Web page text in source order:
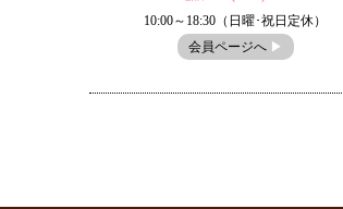
10:00～18:30（日曜･祝日定休）
会員ページへ ▶︎